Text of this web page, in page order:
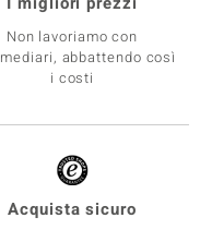
Non lavoriamo con
abbattendo così
i costi
Acquista sicuro